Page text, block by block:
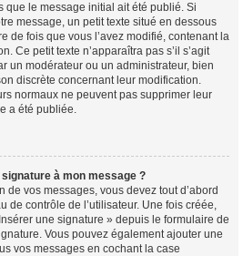
que le message initial ait été publié. Si
message, un petit texte situé en dessous
de fois que vous l’avez modifié, contenant la
Ce petit texte n’apparaîtra pas s’il s’agit
un modérateur ou un administrateur, bien
discrète concernant leur modification.
normaux ne peuvent pas supprimer leur
a été publiée.
à mon message ?
de vos messages, vous devez tout d’abord
de contrôle de l’utilisateur. Une fois créée,
une signature » depuis le formulaire de
Vous pouvez également ajouter une
vos messages en cochant la case